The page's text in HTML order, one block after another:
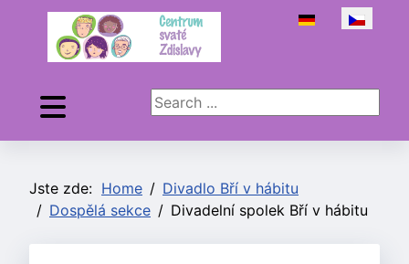
Zvolte jazyk
Search ...
Jste zde: Home
Divadlo Bří v hábitu
Dospělá sekce
Divadelní spolek Bří v hábitu